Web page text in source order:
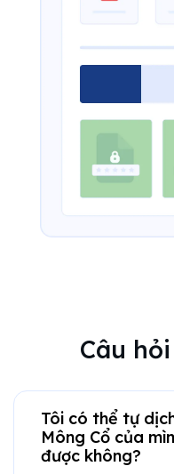
Câu
Tôi có thể tự
Mông Cổ của
được không?